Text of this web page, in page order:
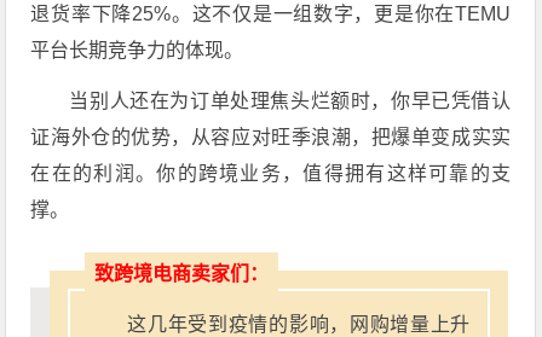
退货率下降25%。这不仅是一组数字，更是你在TEMU
平台长期竞争力的体现。
当别人还在为订单处理焦头烂额时，你早已凭借认
证海外仓的优势，从容应对旺季浪潮，把爆单变成实实
在在的利润。你的跨境业务，值得拥有这样可靠的支
撑。
致跨境电商卖家们：
这几年受到疫情的影响，网购增量上升